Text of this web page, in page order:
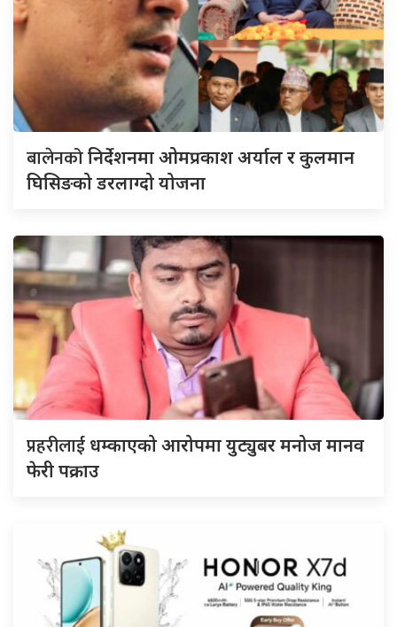
बालेनकोनिर्देशनमा ओमप्रकाश अर्याल र कुलमान
घिसिङको डरलाग्दो योजना
प्रहरीलाई धम्काएको आरोपमा युट्युबर मनोज मानव
फेरी पक्राउ